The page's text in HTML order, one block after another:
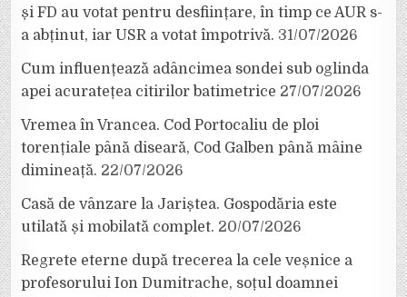
și FD au votat pentru desființare, în timp ce AUR s-
a abținut, iar USR a votat împotrivă. 31/07/2026
Cum influențează adâncimea sondei sub oglinda
apei acuratețea citirilor batimetrice 27/07/2026
Vremea în Vrancea. Cod Portocaliu de ploi
torențiale până diseară, Cod Galben până mâine
dimineață. 22/07/2026
Casă de vânzare la Jariștea. Gospodăria este
utilată și mobilată complet. 20/07/2026
Regrete eterne după trecerea la cele veșnice a
profesorului Ion Dumitrache, soțul doamnei